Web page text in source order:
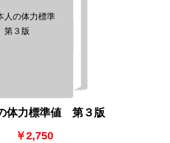
人の体力標準
３版
体力標準値 第３版
￥2,750